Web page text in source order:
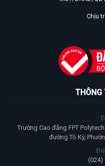
Chịu
THÔNG
Trường Cao đẳng FPT
đường Tô Ký,
(024)